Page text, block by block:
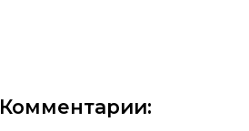
Комментарии: